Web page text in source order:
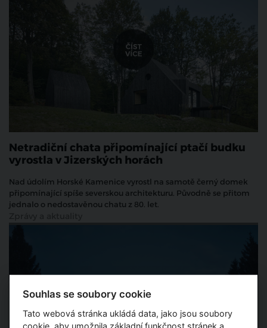
Netradiční chata připomínající ptačí budku
vyrostla v Jizerských horách
Nad údolím Horské Kamenice vyrostl na samotě černý domek
připomínající spíše severskou architekturu. Původně se přitom
jednalo o nedostavěnou chatu z 80. let.
Souhlas se soubory cookie
Tato webová stránka ukládá data, jako jsou soubory
cookie, aby umožnila základní funkčnost stránek a